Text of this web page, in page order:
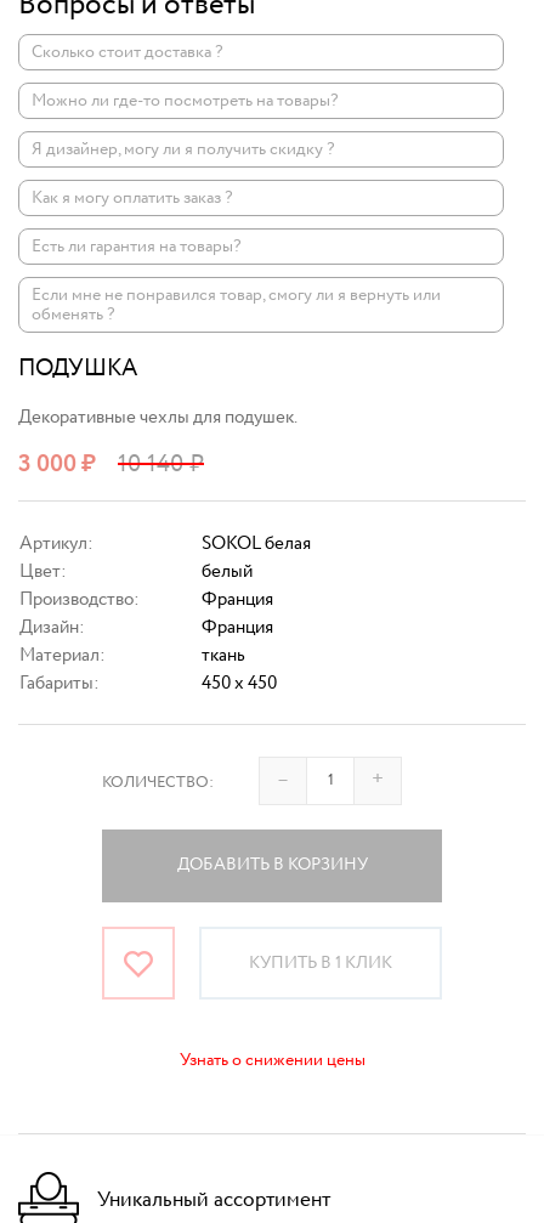
Сколько стоит доставка ?
Можно ли где-то посмотреть на товары?
Я дизайнер, могу ли я получить скидку ?
Как я могу оплатить заказ ?
Есть ли гарантия на товары?
Если мне не понравился товар, смогу ли я вернуть или
обменять ?
ПОДУШКА
Декоративные чехлы для подушек.
3 000₽ 10 140₽
Артикул:
SOKOL белая
Цвет:
белый
Производство:
Франция
Дизайн:
Франция
Материал:
ткань
Габариты:
450 x 450
КОЛИЧЕСТВО: – +
ДОБАВИТЬ В КОРЗИНУ
КУПИТЬ В 1 КЛИК
Узнать о снижении цены
Уникальный ассортимент